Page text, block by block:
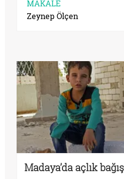
MAKALE
Zeynep Ölçen
Madaya’da açlık